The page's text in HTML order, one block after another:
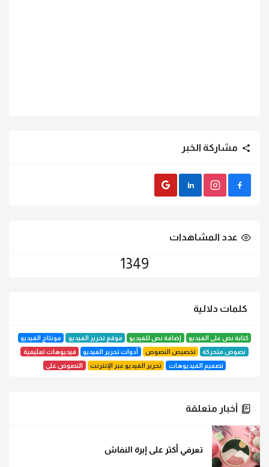
مشاركة الخبر
عدد المشاهدات
1349
كلمات دلالية
كتابة نص على الفيديو إضافة نص للفيديو موقع تحرير الفيديو
مونتاج الفيديو
نصوص متحركة
تخصيص النصوص أدوات تحرير الفيديو
فيديوهات تعليمية
تصميم الفيديوهات
تحرير الفيديو عبر الإنترنت النصوص على
أخبار متعلقة
تعرفي أكثر على إبرة النفاش